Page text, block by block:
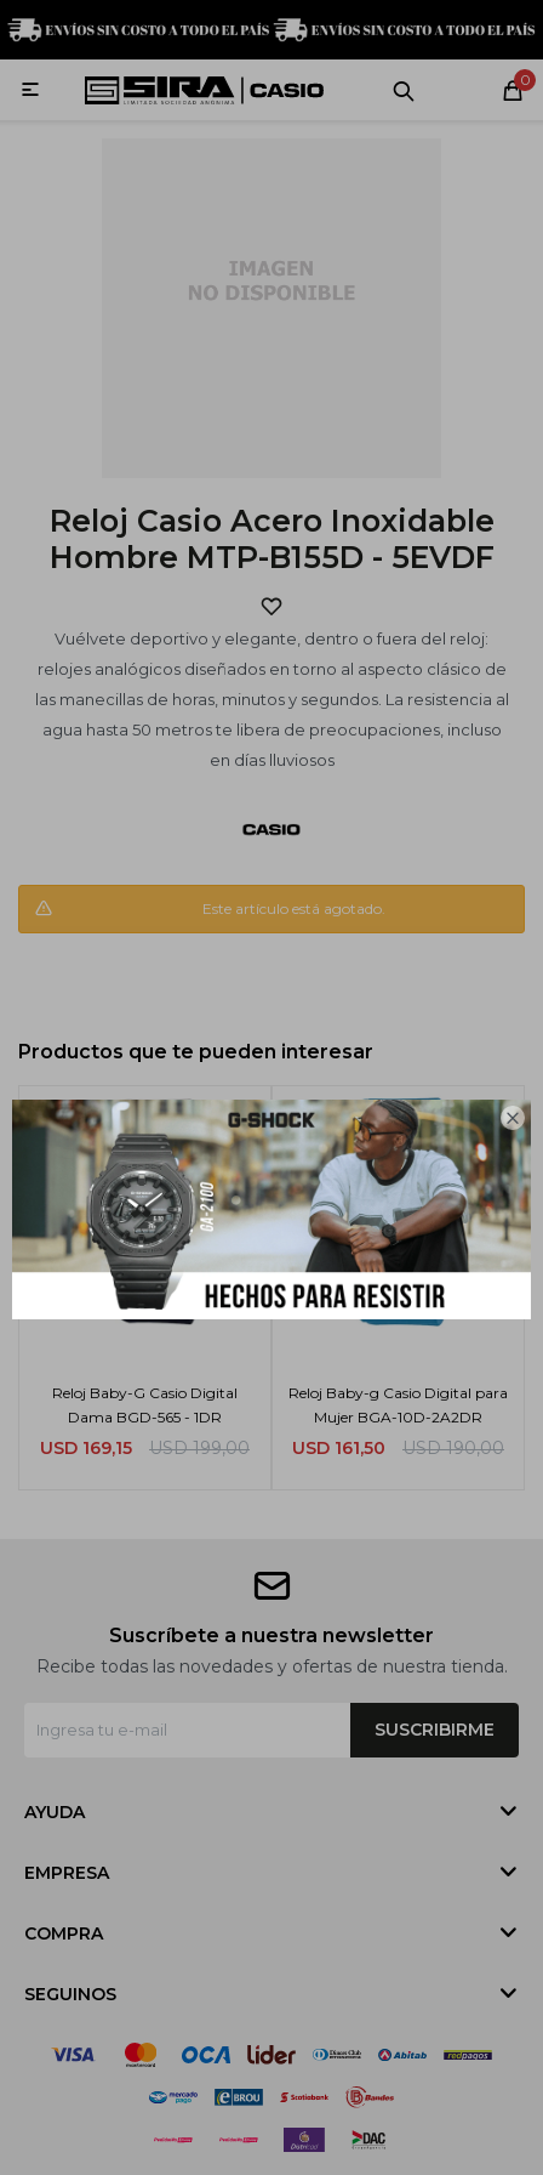

0

Reloj Casio Acero Inoxidable
Hombre MTP-B155D - 5EVDF
Vuélvete deportivo y elegante, dentro o fuera del reloj:
relojes analógicos diseñados en torno al aspecto clásico de
las manecillas de horas, minutos y segundos. La resistencia al
agua hasta 50 metros te libera de preocupaciones, incluso
en días lluviosos
Este artículo está agotado.
Productos que te pueden interesar
Reloj Baby-G Casio Digital
Dama BGD-565 - 1DR
USD 169,15 USD 199,00
Reloj Baby-g Casio Digital para
Mujer BGA-10D-2A2DR
USD 161,50 USD 190,00
Suscríbete a nuestra newsletter
Recibe todas las novedades y ofertas de nuestra tienda.
SUSCRIBIRME
AYUDA
EMPRESA
COMPRA
SEGUINOS
MI CUENTA
Relojes Servicio técnico Contacto